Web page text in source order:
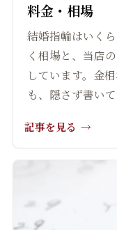
料金・相場
結婚指輪はいく
く相場と、当店
しています。金
も、隠さず書いて
記事を見る